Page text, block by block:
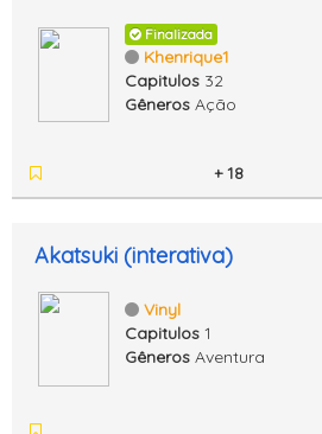
Finalizada
Khenrique1
Capitulos 32
Gêneros Ação
+ 18
Akatsuki (interativa)
Vinyl
Capitulos 1
Gêneros Aventura